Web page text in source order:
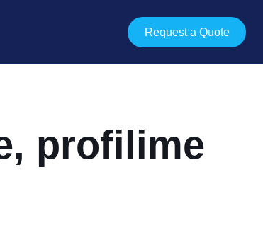
Request a Quote
profilime